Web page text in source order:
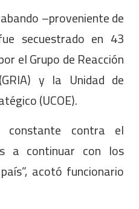
–proveniente de
secuestrado en 43
el Grupo de Reacción
y la Unidad de
(UCOE).
contra el
a continuar con los
acotó funcionario